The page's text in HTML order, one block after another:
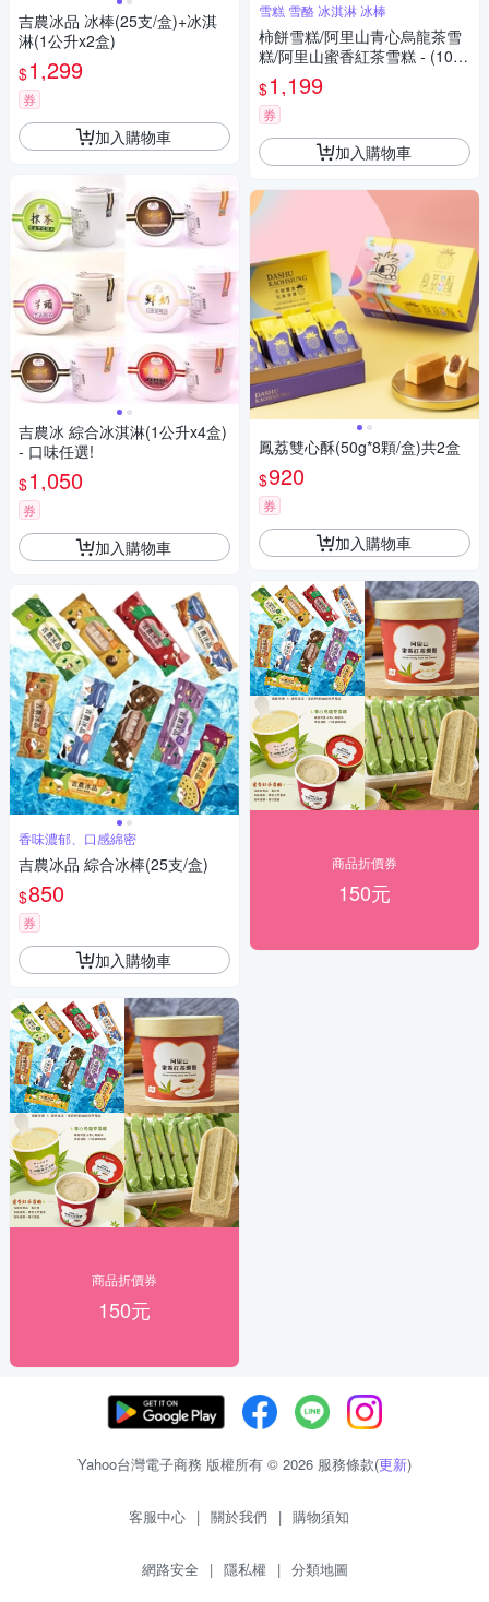
吉農冰品 冰棒(25支/盒)+冰淇
淋(1公升x2盒)
$1,299
券
加入購物車
吉農冰 綜合冰淇淋(1公升x4盒)
- 口味任選!
$1,050
券
加入購物車
香味濃郁、口感綿密
吉農冰品 綜合冰棒(25支/盒)
$850
券
加入購物車
商品折價券
150元
雪糕 雪酪 冰淇淋 冰棒
柿餅雪糕/阿里山青心烏龍茶雪
糕/阿里山蜜香紅茶雪糕 - (10
入/禮盒)任選2盒
$1,199
券
加入購物車
鳳荔雙心酥(50g*8顆/盒)共2盒
$920
券
加入購物車
商品折價券
150元
Yahoo台灣電子商務 版權所有 © 2026 服務條款(更新)
客服中心 | 關於我們 | 購物須知
網路安全 | 隱私權 | 分類地圖